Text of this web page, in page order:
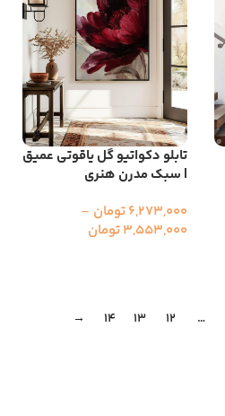
تابلو دکواتیو گل یاقوتی عمیق
| سبک مدرن هنری
6,273,000تومان –
3,553,000تومان
…
12
13
14
→